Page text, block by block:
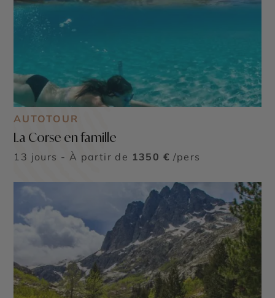
AUTOTOUR
La Corse en famille
13 jours - À partir de 1350 € /pers